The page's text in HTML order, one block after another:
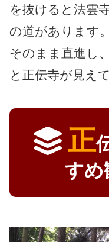
を抜けると法雲
の道があります。
そのまま直進し
と正伝寺が見え
正
すめ